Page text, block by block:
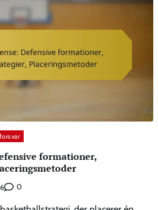
formationer,
0